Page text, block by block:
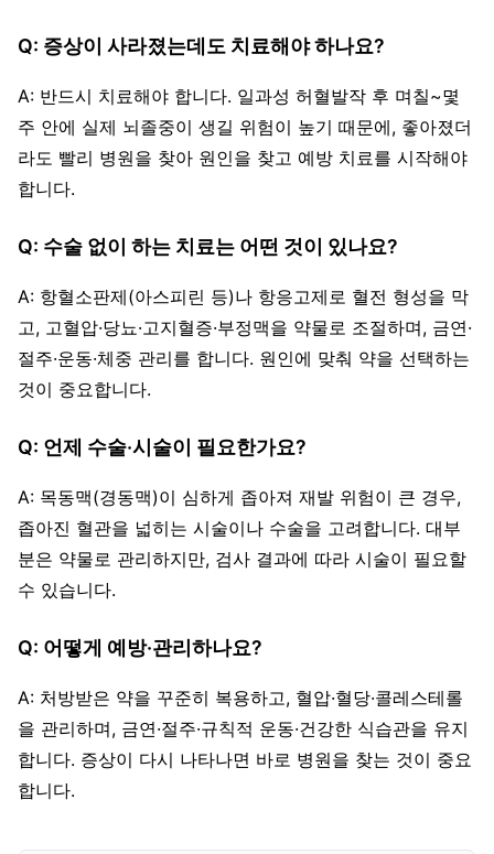
Q: 증상이 사라졌는데도 치료해야 하나요?
A: 반드시 치료해야 합니다. 일과성 허혈발작 후 며칠~몇
주 안에 실제 뇌졸중이 생길 위험이 높기 때문에, 좋아졌더
라도 빨리 병원을 찾아 원인을 찾고 예방 치료를 시작해야
합니다.
Q: 수술 없이 하는 치료는 어떤 것이 있나요?
A: 항혈소판제(아스피린 등)나 항응고제로 혈전 형성을 막
고, 고혈압·당뇨·고지혈증·부정맥을 약물로 조절하며, 금연·
절주·운동·체중 관리를 합니다. 원인에 맞춰 약을 선택하는
것이 중요합니다.
Q: 언제 수술·시술이 필요한가요?
A: 목동맥(경동맥)이 심하게 좁아져 재발 위험이 큰 경우,
좁아진 혈관을 넓히는 시술이나 수술을 고려합니다. 대부
분은 약물로 관리하지만, 검사 결과에 따라 시술이 필요할
수 있습니다.
Q: 어떻게 예방·관리하나요?
A: 처방받은 약을 꾸준히 복용하고, 혈압·혈당·콜레스테롤
을 관리하며, 금연·절주·규칙적 운동·건강한 식습관을 유지
합니다. 증상이 다시 나타나면 바로 병원을 찾는 것이 중요
합니다.